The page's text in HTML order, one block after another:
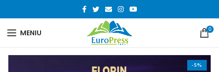
MENIU 0
-5%